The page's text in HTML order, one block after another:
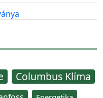
Columbus Klíma